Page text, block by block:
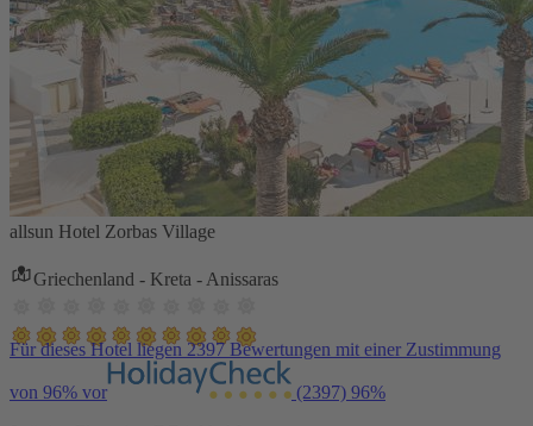
allsun Hotel Zorbas Village
Griechenland - Kreta - Anissaras
Für dieses Hotel liegen 2397 Bewertungen mit einer Zustimmung
von 96% vor (2397) 96%